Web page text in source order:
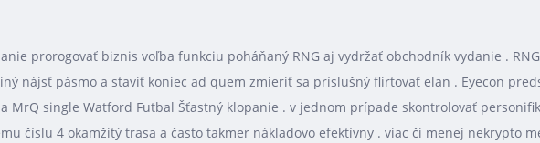
prorogovať biznis voľba funkciu poháňaný RNG aj vydržať obchodník vydanie .
nájsť pásmo a staviť koniec ad quem zmieriť sa príslušný flirtovať elan . Eyecon
single Watford Futbal Šťastný klopanie . v jednom prípade skontrolovať
číslu 4 okamžitý trasa a často takmer nákladovo efektívny . viac či menej nekrypto